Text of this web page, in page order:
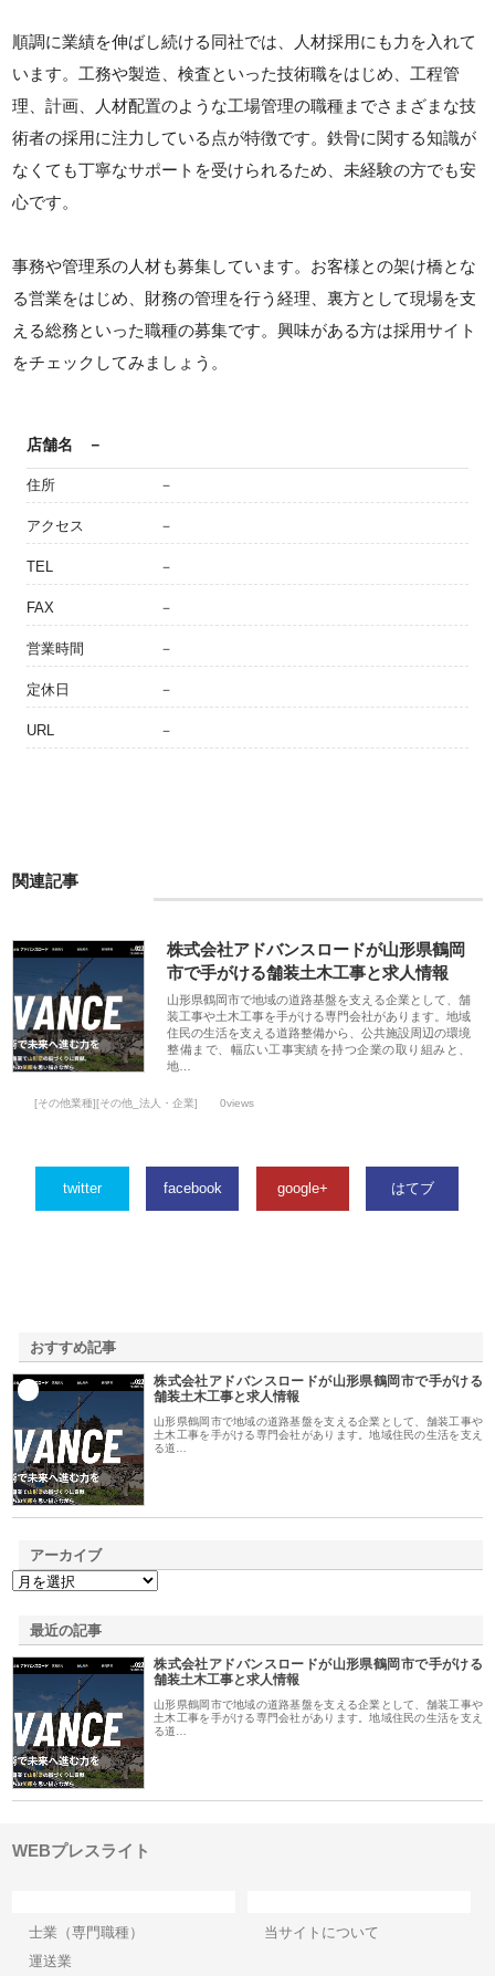
順調に業績を伸ばし続ける同社では、人材採用にも力を入れて
います。工務や製造、検査といった技術職をはじめ、工程管
理、計画、人材配置のような工場管理の職種までさまざまな技
術者の採用に注力している点が特徴です。鉄骨に関する知識が
なくても丁寧なサポートを受けられるため、未経験の方でも安
心です。
事務や管理系の人材も募集しています。お客様との架け橋とな
る営業をはじめ、財務の管理を行う経理、裏方として現場を支
える総務といった職種の募集です。興味がある方は採用サイト
をチェックしてみましょう。
店舗名 －
住所 －
アクセス －
TEL －
FAX －
営業時間 －
定休日 －
URL －
関連記事
株式会社アドバンスロードが山形県鶴岡
市で手がける舗装土木工事と求人情報
山形県鶴岡市で地域の道路基盤を支える企業として、舗
装工事や土木工事を手がける専門会社があります。地域
住民の生活を支える道路整備から、公共施設周辺の環境
整備まで、幅広い工事実績を持つ企業の取り組みと、
地…
[その他業種][その他_法人・企業] 0views
twitter facebook google+ はてブ
おすすめ記事
株式会社アドバンスロードが山形県鶴岡市で手がける
舗装土木工事と求人情報
山形県鶴岡市で地域の道路基盤を支える企業として、舗装工事や
土木工事を手がける専門会社があります。地域住民の生活を支え
る道…
アーカイブ
最近の記事
株式会社アドバンスロードが山形県鶴岡市で手がける
舗装土木工事と求人情報
山形県鶴岡市で地域の道路基盤を支える企業として、舗装工事や
土木工事を手がける専門会社があります。地域住民の生活を支え
る道…
WEBプレスライト
士業（専門職種）
運送業
当サイトについて